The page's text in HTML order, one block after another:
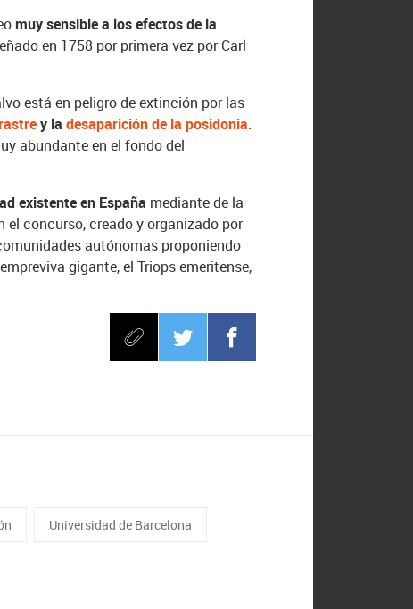
muy sensible a los efectos de la
en 1758 por primera vez por Carl
está en peligro de extinción por las
y ladesaparición de la posidonia.
abundante en el fondo del
existente en España mediante de la
concurso, creado y organizado por
autónomas proponiendo
gigante, el Triops emeritense,
Universidad de Barcelona